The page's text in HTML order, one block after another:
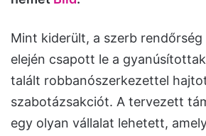
Mint kiderült, a szerb rendőrség
elején csapott le a
talált robbanószerkezettel
szabotázsakciót. A tervezett
egy olyan vállalat lehetett,